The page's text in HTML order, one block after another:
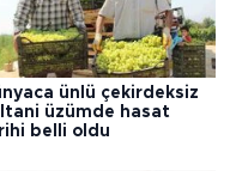
ünlü çekirdeksiz
üzümde hasat
belli oldu